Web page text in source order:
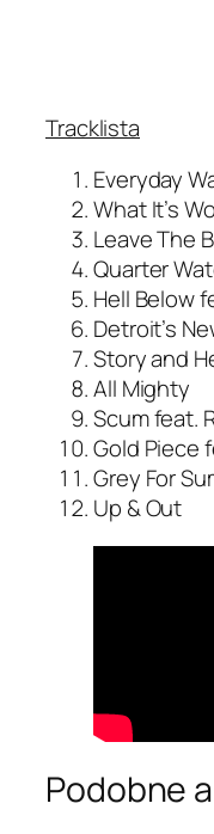
Tracklista
Everyday
What It’s
Leave The
Quarter
Hell Below
Detroit’s
Story and
All Mighty
Scum feat.
Gold Piece
Grey For
Up & Out
Podobne